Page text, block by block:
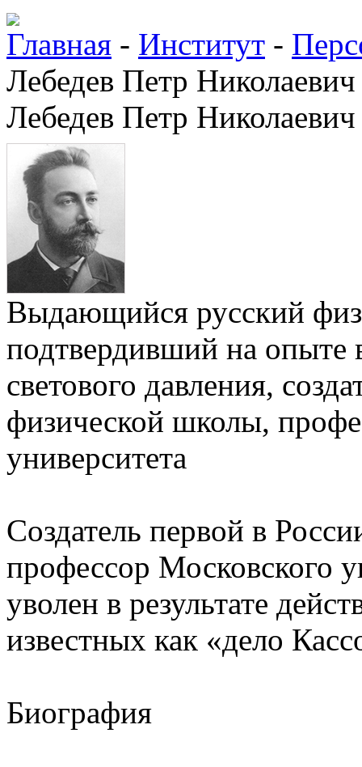
Главная - Институт -
Лебедев Петр Николаевич
Лебедев Петр Николаевич
Выдающийся русский
подтвердивший на опыте
светового давления,
физической школы,
университета
Создатель первой в
профессор Московского
уволен в результате
известных как «дело
Биография